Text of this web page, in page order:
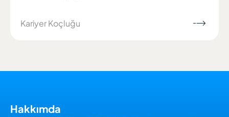
Kariyer Koçluğu
Hakkımda